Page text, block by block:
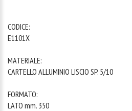
CODICE:
E1101X
MATERIALE:
CARTELLO ALLUMINIO LISCIO SP. 5/10
FORMATO:
LATO mm. 350